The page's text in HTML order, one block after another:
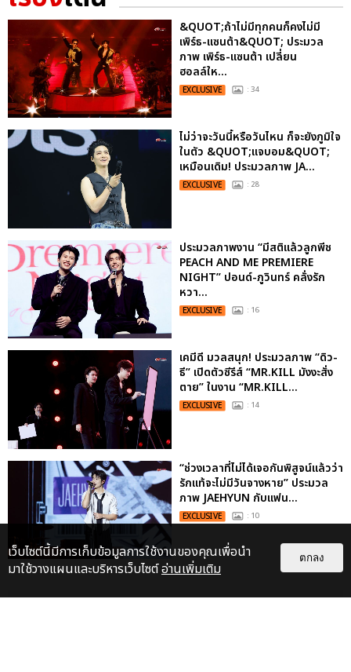
&QUOT;ถ้าไม่มีทุกคนก็คงไม่มี
เพิร์ธ-แซนต้า&QUOT; ประมวล
ภาพ เพิร์ธ-แซนต้า เปลี่ยน
ฮอลล์ให...
EXCLUSIVE : 34
ไม่ว่าจะวันนี้หรือวันไหน ก็จะยังภูมิใจ
ในตัว &QUOT;แจบอม&QUOT;
เหมือนเดิม! ประมวลภาพ JA...
EXCLUSIVE : 28
ประมวลภาพงาน “มีสติแล้วลูกพีช
PEACH AND ME PREMIERE
NIGHT” ปอนด์-ภูวินทร์ คลั่งรัก
หวา...
EXCLUSIVE : 16
เคมีดี มวลสนุก! ประมวลภาพ “ดิว-
ธี” เปิดตัวซีรีส์ “MR.KILL มังงะสั่ง
ตาย” ในงาน “MR.KILL...
EXCLUSIVE : 14
“ช่วงเวลาที่ไม่ได้เจอกันพิสูจน์แล้วว่า
รักแท้จะไม่มีวันจางหาย” ประมวล
ภาพ JAEHYUN กับแฟน...
EXCLUSIVE : 10
เว็บไซต์นี้มีการเก็บข้อมูลการใช้งานของคุณเพื่อนำ
มาใช้วางแผนและบริหารเว็บไซต์อ่านเพิ่มเติม
ตกลง